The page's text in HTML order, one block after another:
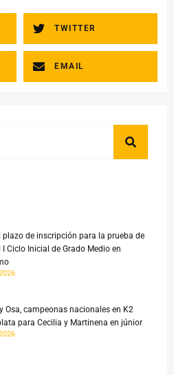
TWITTER
EMAIL
plazo de inscripción para la prueba de
I Ciclo Inicial de Grado Medio en
Osa, campeonas nacionales en K2
para Cecilia y Martinena en júnior